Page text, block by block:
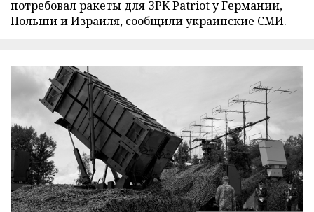
потребовал ракеты для ЗРК Patriot у Германии,
Польши и Израиля, сообщили украинские СМИ.